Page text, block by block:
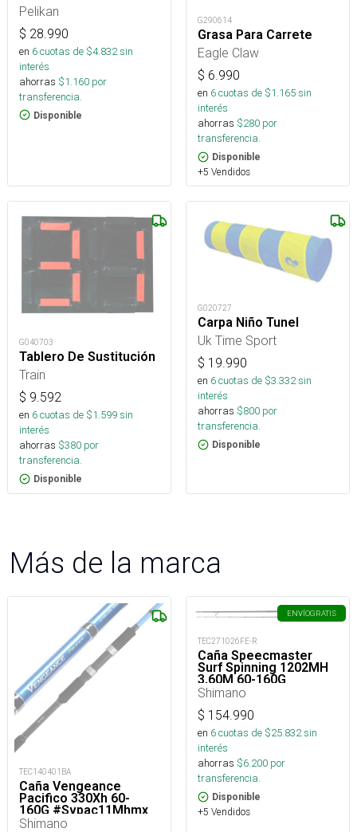
Pelikan
$ 28.990
en 6cuotas de $4.832sin
interés
ahorras $1.160 por
transferencia.
Disponible
G290614
Grasa Para Carrete
Eagle Claw
$ 6.990
en 6cuotas de $1.165sin
interés
ahorras $280 por
transferencia.
Disponible
+5 Vendidos
G040703
Tablero De Sustitución
Train
$ 9.592
en 6cuotas de $1.599sin
interés
ahorras $380 por
transferencia.
Disponible
G020727
Carpa Niño Tunel
Uk Time Sport
$ 19.990
en 6cuotas de $3.332sin
interés
ahorras $800 por
transferencia.
Disponible
Más de la marca
TEC140401BA
Caña Vengeance
Pacifico 330Xh 60-
160G #Svpac11Mhmx_
Shimano
ENVÍOGRATIS
TEC271026FE-R
Caña Speecmaster
Surf Spinning 1202MH
3,60M 60-160G
Shimano
$ 154.990
en 6cuotas de $25.832sin
interés
ahorras $6.200 por
transferencia.
Disponible
+5 Vendidos